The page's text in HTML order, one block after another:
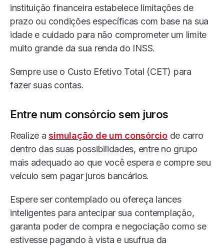
instituição financeira estabelece limitações de
prazo ou condições específicas com base na sua
idade e cuidado para não comprometer um limite
muito grande da sua renda do INSS.
Sempre use o Custo Efetivo Total (CET) para
fazer suas contas.
Entre num consórcio sem juros
Realize asimulação de um consórciode carro
dentro das suas possibilidades, entre no grupo
mais adequado ao que você espera e compre seu
veículo sem pagar juros bancários.
Espere ser contemplado ou ofereça lances
inteligentes para antecipar sua contemplação,
garanta poder de compra e negociação como se
estivesse pagando à vista e usufrua da